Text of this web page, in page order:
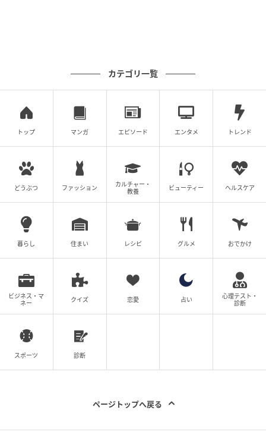
海老風味のお味噌汁と、
カテゴリ一覧
トップ マンガ エピソード エンタメ トレンド
どうぶつ ファッション
カルチャー・
教養
ビューティー ヘルスケア
暮らし 住まい レシピ グルメ おでかけ
ビジネス・マ
ネー
クイズ 恋愛 占い
心理テスト・
診断
スポーツ 診断
ページトップへ戻る